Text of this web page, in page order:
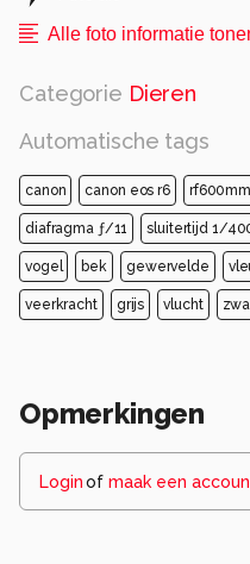
Alle foto informatie
Categorie Dieren
Automatische tags
canon canon eos r6
diafragma ƒ/11 sluitertijd 1/
vogel bek gewervelde
veerkracht grijs vlucht
Opmerkingen
Loginof maak een